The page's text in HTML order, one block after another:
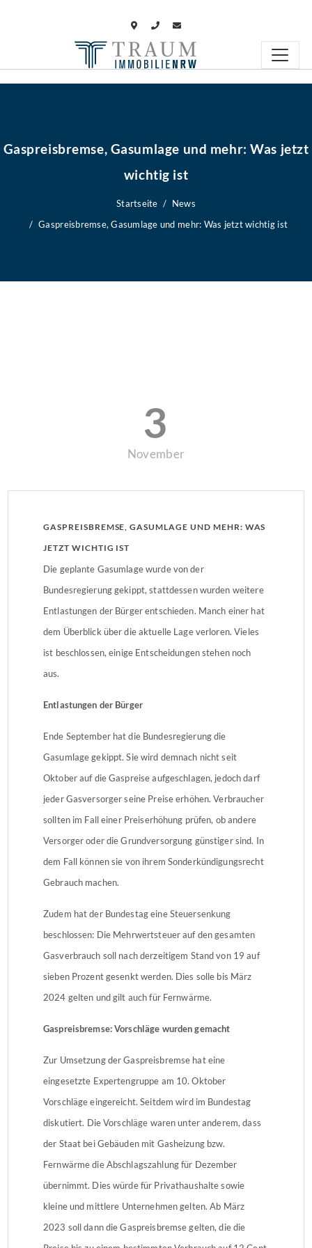
Gaspreisbremse, Gasumlage und mehr: Was jetzt
wichtig ist
Startseite
News
Gaspreisbremse, Gasumlage und mehr: Was jetzt wichtig ist
3
November
GASPREISBREMSE, GASUMLAGE UND MEHR: WAS
JETZT WICHTIG IST
Die geplante Gasumlage wurde von der
Bundesregierung gekippt, stattdessen wurden weitere
Entlastungen der Bürger entschieden. Manch einer hat
dem Überblick über die aktuelle Lage verloren. Vieles
ist beschlossen, einige Entscheidungen stehen noch
aus.
Entlastungen der Bürger
Ende September hat die Bundesregierung die
Gasumlage gekippt. Sie wird demnach nicht seit
Oktober auf die Gaspreise aufgeschlagen, jedoch darf
jeder Gasversorger seine Preise erhöhen. Verbraucher
sollten im Fall einer Preiserhöhung prüfen, ob andere
Versorger oder die Grundversorgung günstiger sind. In
dem Fall können sie von ihrem Sonderkündigungsrecht
Gebrauch machen.
Zudem hat der Bundestag eine Steuersenkung
beschlossen: Die Mehrwertsteuer auf den gesamten
Gasverbrauch soll nach derzeitigem Stand von 19 auf
sieben Prozent gesenkt werden. Dies solle bis März
2024 gelten und gilt auch für Fernwärme.
Gaspreisbremse: Vorschläge wurden gemacht
Zur Umsetzung der Gaspreisbremse hat eine
eingesetzte Expertengruppe am 10. Oktober
Vorschläge eingereicht. Seitdem wird im Bundestag
diskutiert. Die Vorschläge waren unter anderem, dass
der Staat bei Gebäuden mit Gasheizung bzw.
Fernwärme die Abschlagszahlung für Dezember
übernimmt. Dies würde für Privathaushalte sowie
kleine und mittlere Unternehmen gelten. Ab März
2023 soll dann die Gaspreisbremse gelten, die die